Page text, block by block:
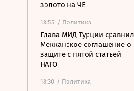
золото на ЧЕ
18:55 / Политика
Глава МИД Турции сравнил
Мекканское соглашение о
защите с пятой статьей
НАТО
18:30 / Политика